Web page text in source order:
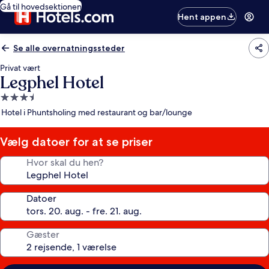
Gå til hovedsektionen
Hent appen
Se alle overnatningssteder
Privat vært
Legphel Hotel
3.5-
stjernet
Hotel i Phuntsholing med restaurant og bar/lounge
Vælg datoer for at se priser
Hvor skal du hen?
Datoer
Gæster